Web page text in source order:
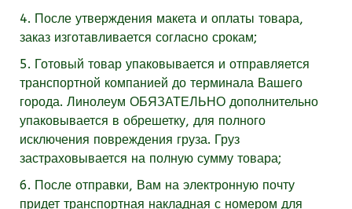
4. После утверждения макета и оплаты товара,
заказ изготавливается согласно срокам;
5. Готовый товар упаковывается и отправляется
транспортной компанией до терминала Вашего
города. Линолеум ОБЯЗАТЕЛЬНО дополнительно
упаковывается в обрешетку, для полного
исключения повреждения груза. Груз
застраховывается на полную сумму товара;
6. После отправки, Вам на электронную почту
придет транспортная накладная с номером для